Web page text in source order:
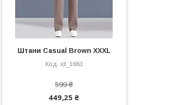
Штани Casual Brown XXXL
id_1663
599 ₴
449,25 ₴